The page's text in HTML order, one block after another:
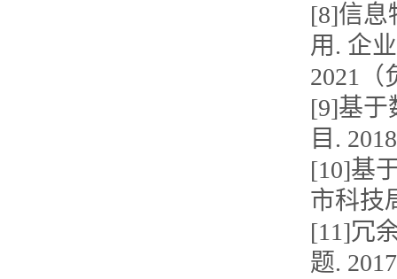
[8]信息
用. 企
2021（
[9]基于
目.
[10]基
市科技
[11]冗
题.